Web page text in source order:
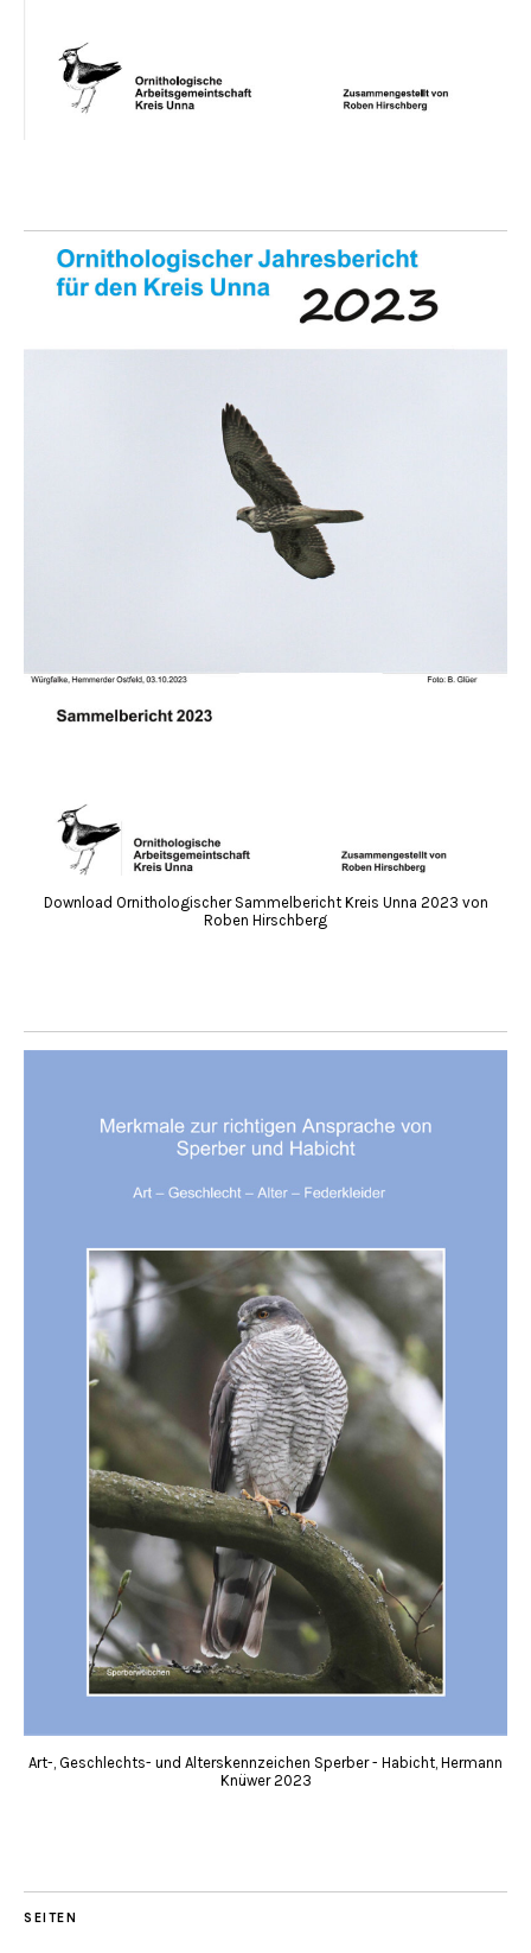
Download Ornithologischer Sammelbericht Kreis Unna 2023 von
Roben Hirschberg
Art-, Geschlechts- und Alterskennzeichen Sperber - Habicht, Hermann
Knüwer 2023
SEITEN